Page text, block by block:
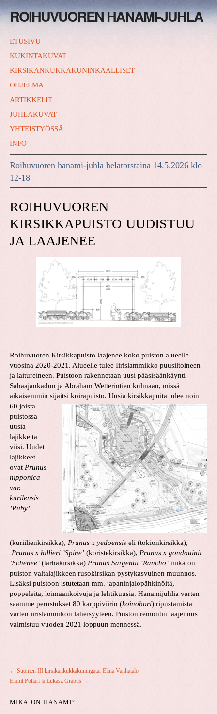
ROIHUVUOREN HANAMI-JUHLA
ETUSIVU
KUKINTAKUVAT
KIRSIKANKUKKAKUNINKAALLISET
OHJELMA
ARTIKKELIT
JUHLAKUVAT
YHTEISTYÖSSÄ
INFO
Roihuvuoren hanami-juhla helatorstaina 14.5.2026 klo
12-18
ROIHUVUOREN
KIRSIKKAPUISTO UUDISTUU
JA LAAJENEE
Roihuvuoren Kirsikkapuisto laajenee koko puiston alueelle
vuosina 2020-2021. Alueelle tulee Iirislammikko puusiltoineen
ja laitureineen. Puistoon rakennetaan uusi pääsisäänkäynti
Sahaajankadun ja Abraham Wetterintien kulmaan, missä
aikaisemmin sijaitsi koirapuisto. Uusia kirsikkapuita tulee noin
60 joista
puistossa
uusia
lajikkeita
viisi. Uudet
lajikkeet
ovat Prunus
nipponica
var.
kurilensis
’Ruby’
(kuriilienkirsikka), Prunus x yedoensis eli (tokionkirsikka),
Prunus x hillieri ’Spine’ (koristekirsikka), Prunus x gondouinii
’Schenee’ (tarhakirsikka) Prunus Sargentii ’Rancho’ mikä on
puiston valtalajikkeen rusokirsikan pystykasvuinen muunnos.
Lisäksi puistoon istutetaan mm. japaninjalopähkinöitä,
poppeleita, loimaankoivuja ja lehtikuusia. Hanamijuhlia varten
saamme perustukset 80 karppiviirin (koinobori) ripustamista
varten iirislammikon läheisyyteen. Puiston remontin laajennus
valmistuu vuoden 2021 loppuun mennessä.
← Suomen III kirsikankukkakuningatar Elina Vanhatalo
Emmi Pollari ja Łukasz Grabuś →
MIKÄ ON HANAMI?